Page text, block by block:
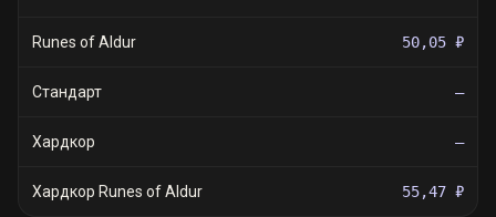
Runes of Aldur 50,05 ₽
Стандарт —
Хардкор —
Хардкор Runes of Aldur 55,47 ₽